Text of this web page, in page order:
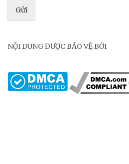
Gửi
NỘI DUNG ĐƯỢC BẢO VỆ BỞI